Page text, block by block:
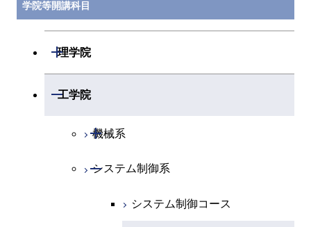
学院等開講科目
理学院
開閉
物理学系
物理学コース
化学コース
工学院
開閉
機械系
開閉
機械コース
エネルギーコース
システム制御系
開閉
システム制御コース